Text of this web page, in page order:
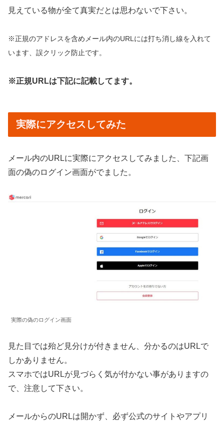
見えている物が全て真実だとは思わないで下さい。
※正規のアドレスを含めメール内のURLには打ち消し線を入れて
います、誤クリック防止です。
※正規URLは下記に記載してます。
実際にアクセスしてみた
メール内のURLに実際にアクセスしてみました、下記画
面の偽のログイン画面がでました。
実際の偽のログイン画面
見た目では殆ど見分けが付きません、分かるのはURLで
しかありません。
スマホではURLが見づらく気が付かない事がありますの
で、注意して下さい。
メールからのURLは開かず、必ず公式のサイトやアプリ